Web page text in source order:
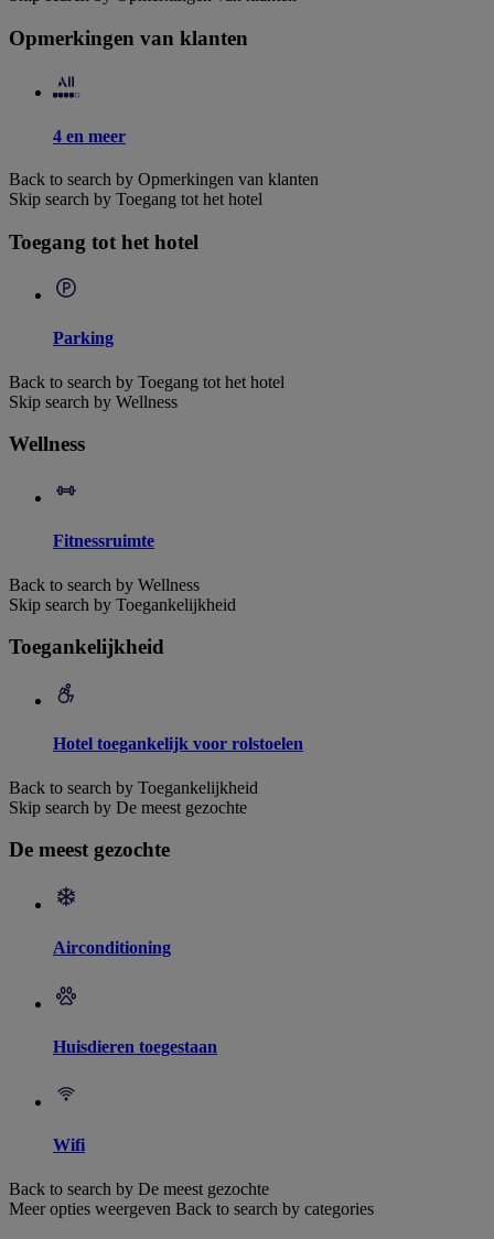
Opmerkingen van klanten
4 en meer
Back to search by Opmerkingen van klanten
Skip search by Toegang tot het hotel
Toegang tot het hotel
Parking
Back to search by Toegang tot het hotel
Skip search by Wellness
Wellness
Fitnessruimte
Back to search by Wellness
Skip search by Toegankelijkheid
Toegankelijkheid
Hotel toegankelijk voor rolstoelen
Back to search by Toegankelijkheid
Skip search by De meest gezochte
De meest gezochte
Airconditioning
Huisdieren toegestaan
Wifi
Back to search by De meest gezochte
Meer opties weergeven Back to search by categories